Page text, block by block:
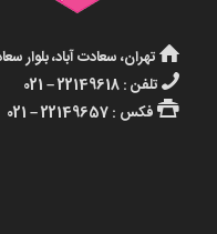
تهران، سعادت آباد، بلوار سعادت آباد،
تلفن : 22149618 – 021
فکس : 22149657 – 021